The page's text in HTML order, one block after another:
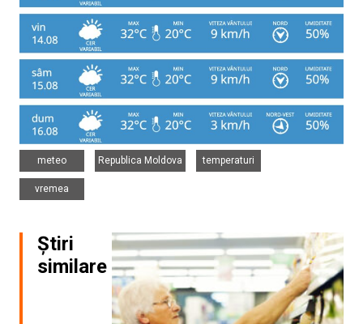
meteo
Republica Moldova
temperaturi
vremea
Știri
similare